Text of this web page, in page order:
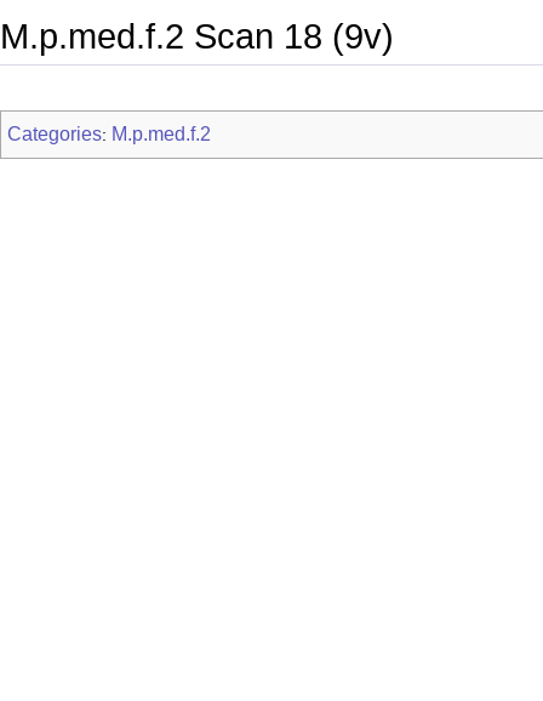
M.p.med.f.2 Scan 18 (9v)
Categories: M.p.med.f.2